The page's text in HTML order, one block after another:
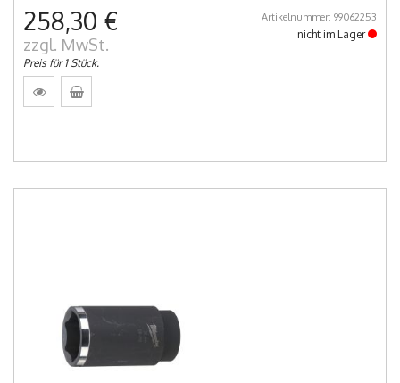
258,30 €
zzgl. MwSt.
Preis für 1 Stück.
Artikelnummer: 99062253
nicht im Lager